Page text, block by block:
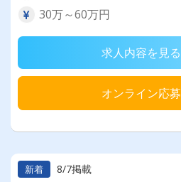
30万～60万円
求人内容を見る
オンライン応募
新着 8/7掲載